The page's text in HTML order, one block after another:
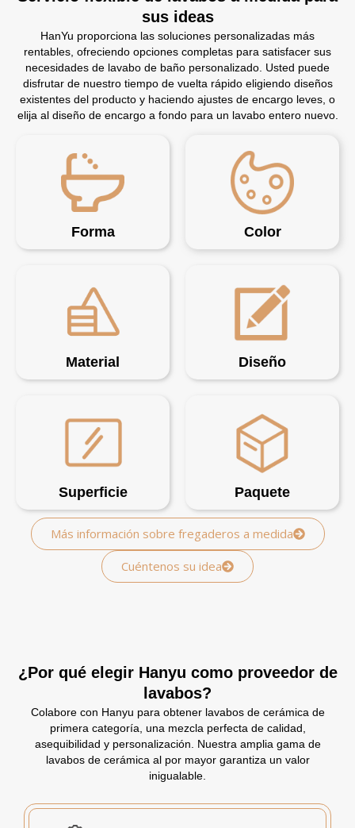
sus ideas
HanYu proporciona las soluciones personalizadas más
rentables, ofreciendo opciones completas para satisfacer sus
necesidades de lavabo de baño personalizado. Usted puede
disfrutar de nuestro tiempo de vuelta rápido eligiendo diseños
existentes del producto y haciendo ajustes de encargo leves, o
elija al diseño de encargo a fondo para un lavabo entero nuevo.
Forma Color
Material Diseño
Superficie Paquete
Más información sobre fregaderos a medida
Cuéntenos su idea
¿Por qué elegir Hanyu como proveedor de
lavabos?
Colabore con Hanyu para obtener lavabos de cerámica de
primera categoría, una mezcla perfecta de calidad,
asequibilidad y personalización. Nuestra amplia gama de
lavabos de cerámica al por mayor garantiza un valor
inigualable.